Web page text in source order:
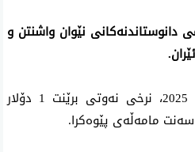
دانوستاندنەکانی نێوان واشنتن و
ئەمڕۆ چوارشەممە 19ـی 5ـی 2025، نرخی نەوتی برێنت 1 دۆلار